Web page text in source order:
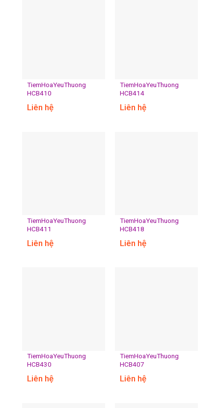
TiemHoaYeuThuong
HCB410
Liên hệ
TiemHoaYeuThuong
HCB414
Liên hệ
TiemHoaYeuThuong
HCB411
Liên hệ
TiemHoaYeuThuong
HCB418
Liên hệ
TiemHoaYeuThuong
HCB430
Liên hệ
TiemHoaYeuThuong
HCB407
Liên hệ